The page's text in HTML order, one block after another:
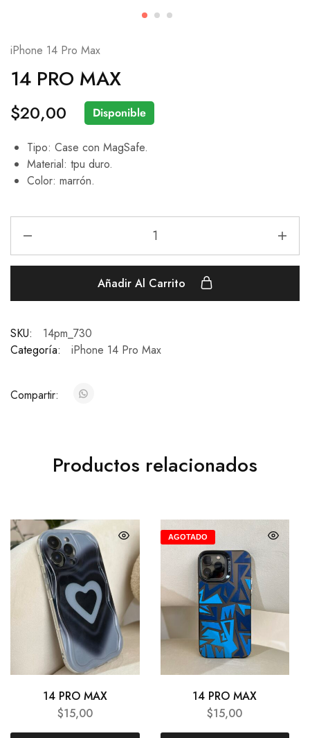
iPhone 14 Pro Max
14 PRO MAX
$20,00 Disponible
Tipo: Case con MagSafe.
Material: tpu duro.
Color: marrón.
Añadir Al Carrito
SKU:
14pm_730
Categoría:
iPhone 14 Pro Max
Compartir:
Productos relacionados
14 PRO MAX
$15,00
AGOTADO
14 PRO MAX
$15,00